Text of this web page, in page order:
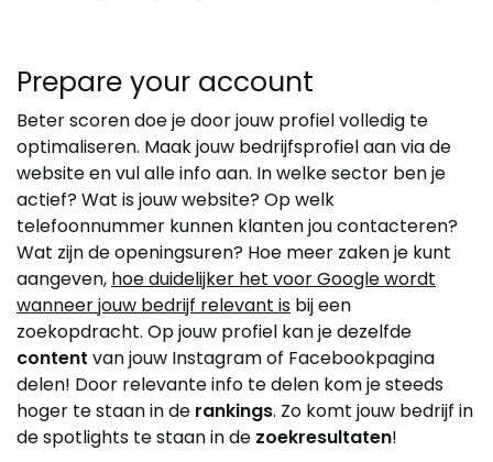
Prepare your account
Beter scoren doe je door jouw profiel volledig te
optimaliseren. Maak jouw bedrijfsprofiel aan via de
website en vul alle info aan. In welke sector ben je
actief? Wat is jouw website? Op welk
telefoonnummer kunnen klanten jou contacteren?
Wat zijn de openingsuren? Hoe meer zaken je kunt
aangeven, hoe duidelijker het voor Google wordt
wanneer jouw bedrijf relevant is bij een
zoekopdracht. Op jouw profiel kan je dezelfde
content van jouw Instagram of Facebookpagina
delen! Door relevante info te delen kom je steeds
hoger te staan in de rankings. Zo komt jouw bedrijf in
de spotlights te staan in de zoekresultaten!